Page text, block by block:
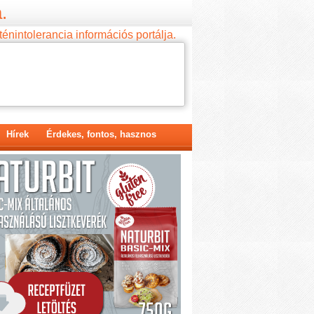
információs portálja.
Hírek Érdekes, fontos, hasznos